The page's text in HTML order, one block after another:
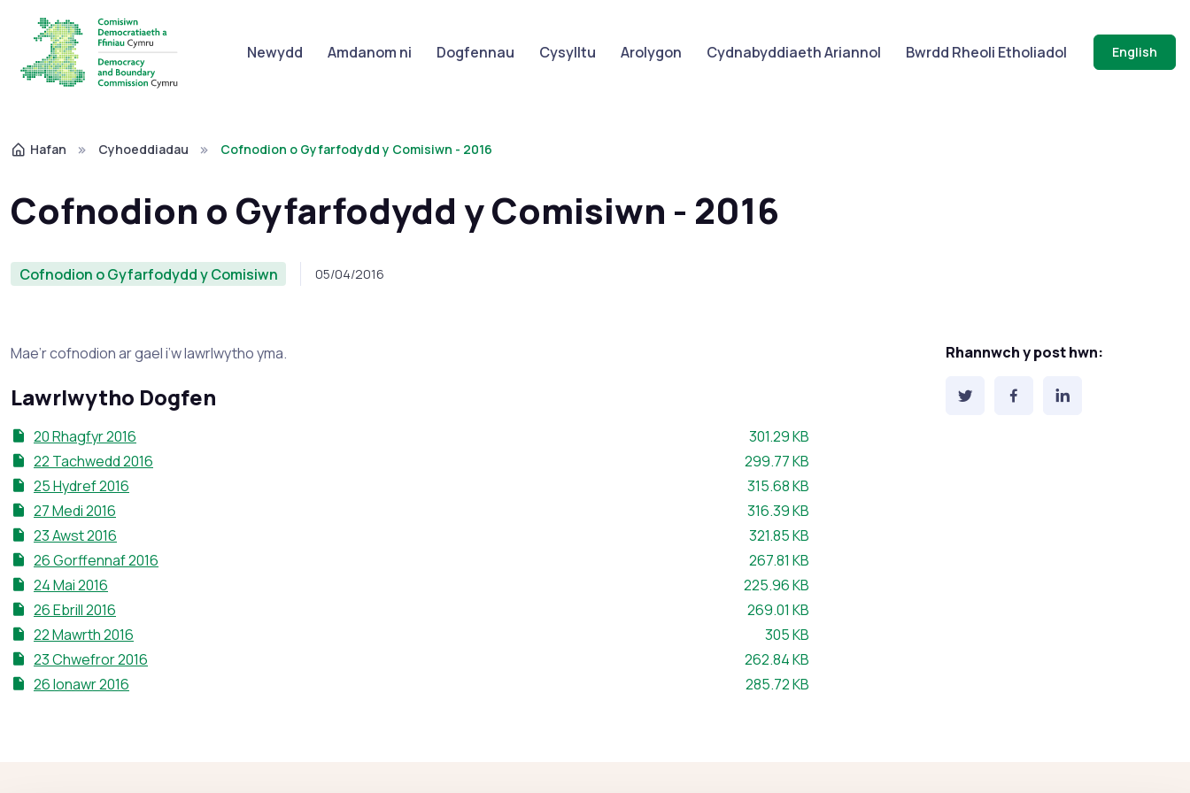
Newydd Amdanom ni Dogfennau Cysylltu Arolygon Cydnabyddiaeth Ariannol Bwrdd Rheoli Etholiadol English
Hafan Cyhoeddiadau Cofnodion o Gyfarfodydd y Comisiwn - 2016
Cofnodion o Gyfarfodydd y Comisiwn - 2016
Cofnodion o Gyfarfodydd y Comisiwn 05/04/2016
Mae’r cofnodion ar gael i’w lawrlwytho yma.
Lawrlwytho Dogfen
20 Rhagfyr 2016 Maint ffeil:
301.29 KB
22 Tachwedd 2016
Maint ffeil:
299.77 KB
25 Hydref 2016
Maint ffeil:
315.68 KB
27 Medi 2016
Maint ffeil:
316.39 KB
23 Awst 2016
Maint ffeil:
321.85 KB
26 Gorffennaf 2016
Maint ffeil:
267.81 KB
24 Mai 2016
Maint ffeil:
225.96 KB
26 Ebrill 2016
Maint ffeil:
269.01 KB
22 Mawrth 2016
Maint ffeil:
305 KB
23 Chwefror 2016
Maint ffeil:
262.84 KB
26 Ionawr 2016
Maint ffeil:
285.72 KB
Rhannwch y post hwn: